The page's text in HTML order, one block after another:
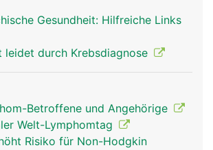
Gesundheit: Hilfreiche Links
leidet durch Krebsdiagnose
Betroffene und Angehörige
Welt-Lymphomtag
Risiko für Non-Hodgkin